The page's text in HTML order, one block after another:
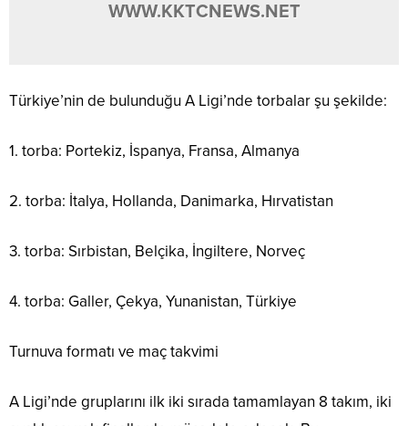
WWW.KKTCNEWS.NET
Türkiye’nin de bulunduğu A Ligi’nde torbalar şu şekilde:
1. torba: Portekiz, İspanya, Fransa, Almanya
2. torba: İtalya, Hollanda, Danimarka, Hırvatistan
3. torba: Sırbistan, Belçika, İngiltere, Norveç
4. torba: Galler, Çekya, Yunanistan, Türkiye
Turnuva formatı ve maç takvimi
A Ligi’nde gruplarını ilk iki sırada tamamlayan 8 takım, iki